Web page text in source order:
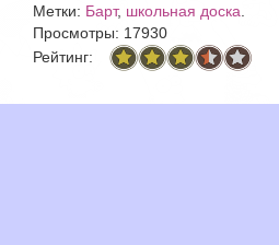
Метки: Барт, школьная доска.
Просмотры: 17930
Рейтинг: